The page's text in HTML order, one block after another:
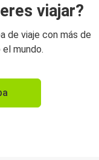
viajar?
de viaje con más de
mundo.